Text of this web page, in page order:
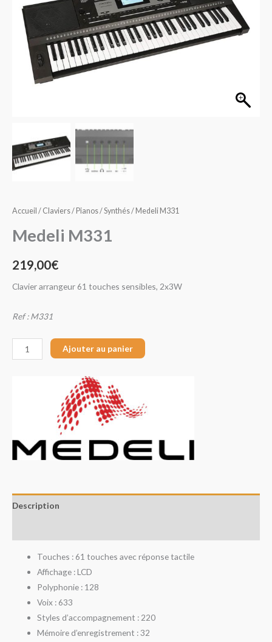
Accueil / Claviers / Pianos/Synthés/ Medeli M331
Medeli M331
219,00€
Clavier arrangeur 61 touches sensibles, 2x3W
Ref : M331
Ajouter au panier
Description
Touches : 61 touches avec réponse tactile
Affichage : LCD
Polyphonie : 128
Voix : 633
Styles d’accompagnement : 220
Mémoire d’enregistrement : 32